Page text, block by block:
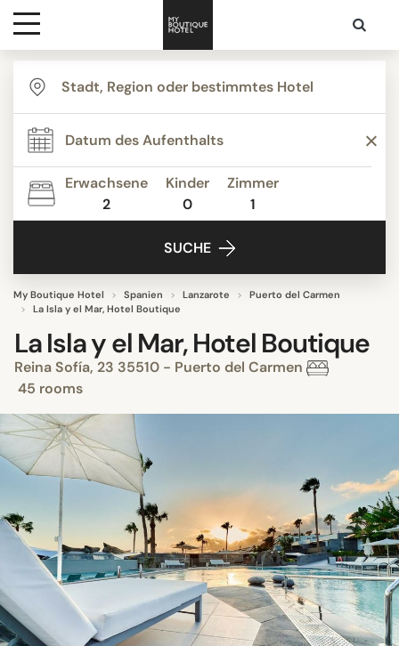
Ziele
Hotelarten
Kontakt
Erwachsene
2
Kinder
0
Zimmer
1
SUCHE
My Boutique Hotel Spanien Lanzarote
Puerto del Carmen
La Isla y el Mar, Hotel Boutique
La Isla y el Mar, Hotel Boutique
Reina Sofía, 23 35510 - Puerto del Carmen
45 rooms